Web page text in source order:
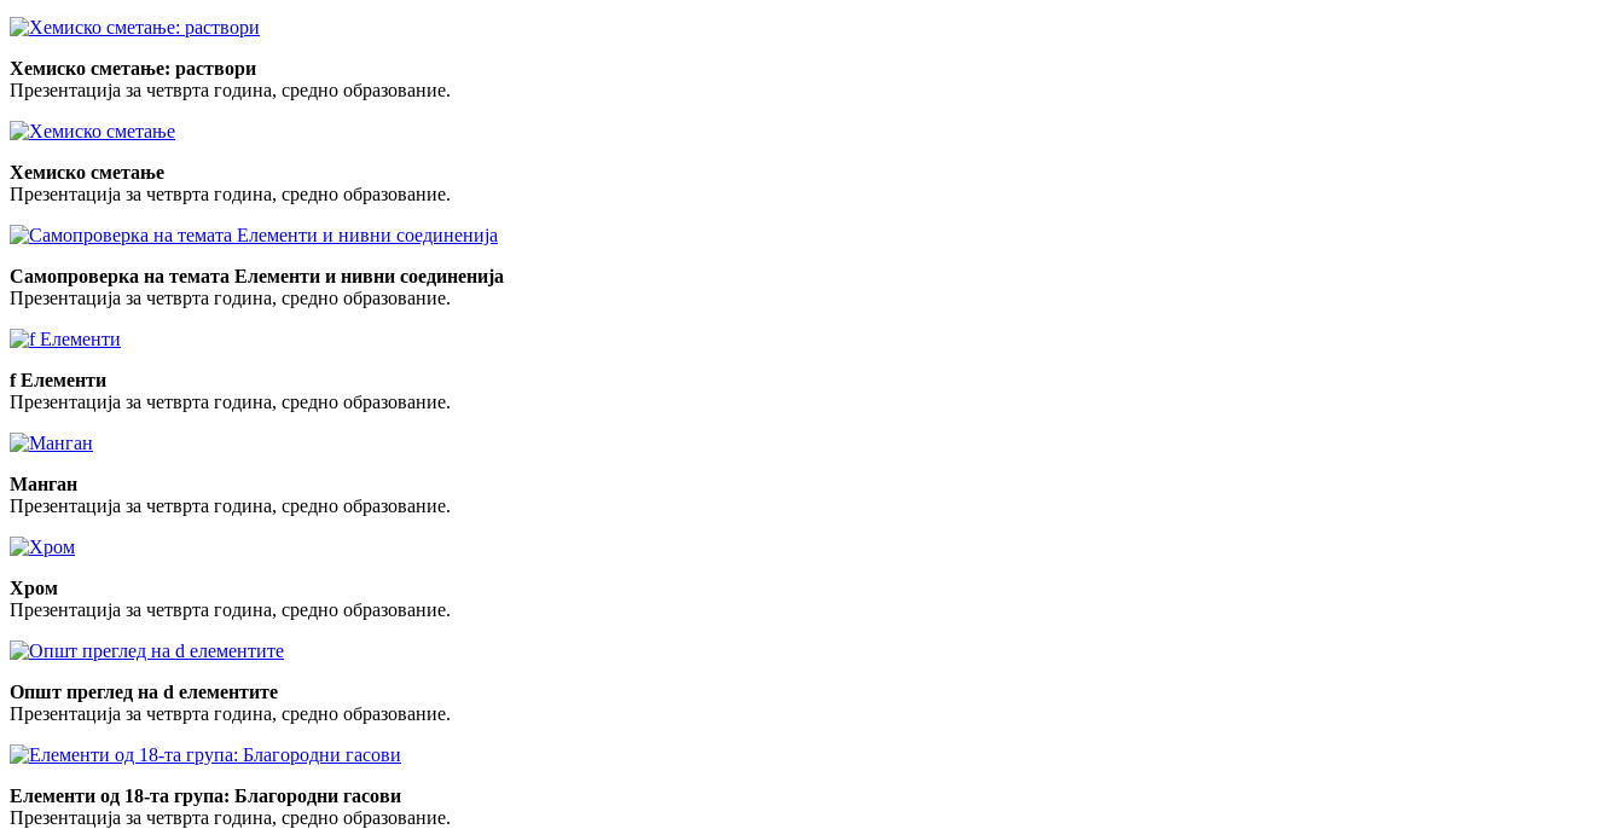
Хемиско сметање: раствори
Презентација за четврта година, средно образование.
Хемиско сметање
Презентација за четврта година, средно образование.
Самопроверка на темата Елементи и нивни соединенија
Презентација за четврта година, средно образование.
f Елементи
Презентација за четврта година, средно образование.
Манган
Презентација за четврта година, средно образование.
Хром
Презентација за четврта година, средно образование.
Општ преглед на d елементите
Презентација за четврта година, средно образование.
Елементи од 18-та група: Благородни гасови
Презентација за четврта година, средно образование.